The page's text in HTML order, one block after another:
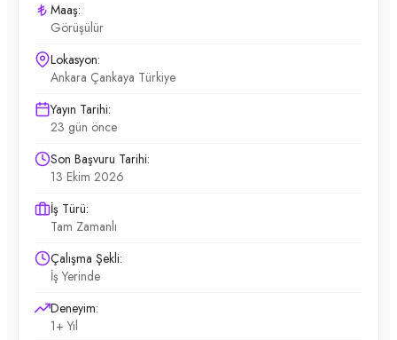
Maaş:
Görüşülür
Lokasyon:
Ankara Çankaya Türkiye
Yayın Tarihi:
23 gün önce
Son Başvuru Tarihi:
13 Ekim 2026
İş Türü:
Tam Zamanlı
Çalışma Şekli:
İş Yerinde
Deneyim:
1+ Yıl